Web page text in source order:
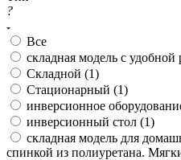
?
Все
cкладная модель с
Cкладной (1)
Cтационарный (1)
инверсионное
инверсионный стол (1)
складная модель для
спинкой из полиуретана.